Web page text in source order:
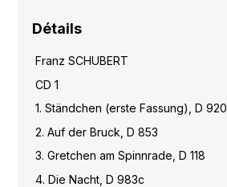
Détails
Franz SCHUBERT
CD 1
1. Ständchen (erste Fassung), D 920
2. Auf der Bruck, D 853
3. Gretchen am Spinnrade, D 118
4. Die Nacht, D 983c